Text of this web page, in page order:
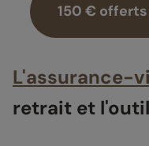
150 € offerts
L'assurance-
retrait et